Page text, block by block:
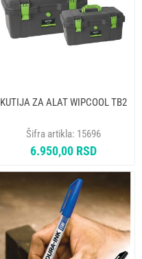
KUTIJA ZA ALAT WIPCOOL TB2
Šifra artikla: 15696
6.950,00 RSD